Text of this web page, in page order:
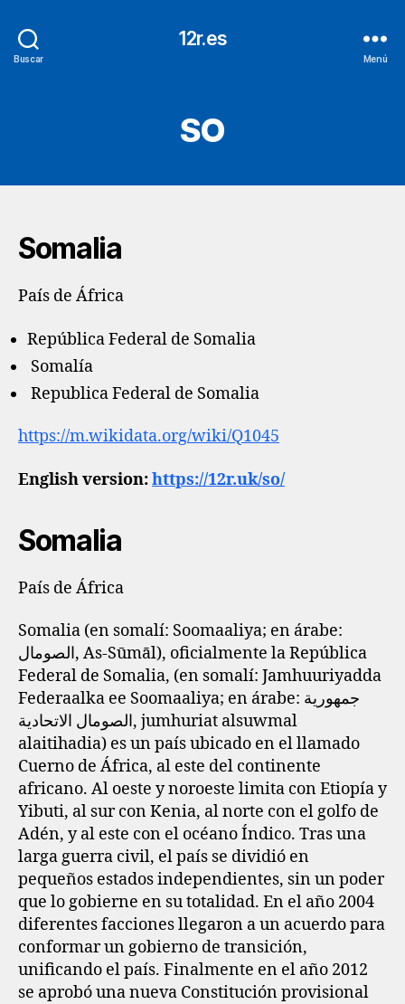
Buscar
12r.es
Menú
SO
Somalia
País de África
República Federal de Somalia
Somalía
Republica Federal de Somalia
https://m.wikidata.org/wiki/Q1045
English version:https://12r.uk/so/
Somalia
País de África
Somalia (en somalí: Soomaaliya; en árabe:
الصومال, As-Sūmāl), oficialmente la República
Federal de Somalia, (en somalí: Jamhuuriyadda
Federaalka ee Soomaaliya; en árabe: جمهورية
الصومال الاتحادية, jumhuriat alsuwmal
alaitihadia) es un país ubicado en el llamado
Cuerno de África, al este del continente
africano. Al oeste y noroeste limita con Etiopía y
Yibuti, al sur con Kenia, al norte con el golfo de
Adén, y al este con el océano Índico. Tras una
larga guerra civil, el país se dividió en
pequeños estados independientes, sin un poder
que lo gobierne en su totalidad. En el año 2004
diferentes facciones llegaron a un acuerdo para
conformar un gobierno de transición,
unificando el país. Finalmente en el año 2012
se aprobó una nueva Constitución provisional